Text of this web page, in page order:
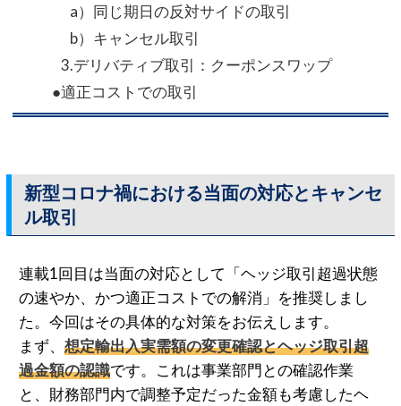
a）同じ期日の反対サイドの取引
b）キャンセル取引
3.デリバティブ取引：クーポンスワップ
●適正コストでの取引
新型コロナ禍における当面の対応とキャンセ
ル取引
連載1回目は当面の対応として「ヘッジ取引超過状態
の速やか、かつ適正コストでの解消」を推奨しまし
た。今回はその具体的な対策をお伝えします。
まず、 想定輸出入実需額の変更確認とヘッジ取引超
過金額の認識です。これは事業部門との確認作業
と、財務部門内で調整予定だった金額も考慮したヘ